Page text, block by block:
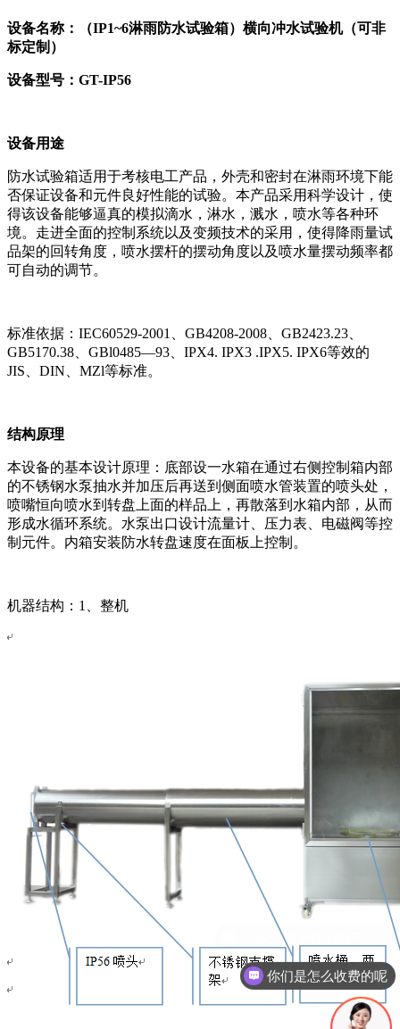
设备名称：（IP1~6淋雨防水试验箱）横向冲水试验机（可非
标定制）
设备型号：GT-IP56
设备用途
防水试验箱适用于考核电工产品，外壳和密封在淋雨环境下能
否保证设备和元件良好性能的试验。本产品采用科学设计，使
得该设备能够逼真的模拟滴水，淋水，溅水，喷水等各种环
境。走进全面的控制系统以及变频技术的采用，使得降雨量试
品架的回转角度，喷水摆杆的摆动角度以及喷水量摆动频率都
可自动的调节。
标准依据：IEC60529-2001、GB4208-2008、GB2423.23、
GB5170.38、GBl0485—93、IPX4. IPX3 .IPX5. IPX6等效的
JIS、DIN、MZl等标准。
结构原理
本设备的基本设计原理：底部设一水箱在通过右侧控制箱内部
的不锈钢水泵抽水并加压后再送到侧面喷水管装置的喷头处，
喷嘴恒向喷水到转盘上面的样品上，再散落到水箱内部，从而
形成水循环系统。水泵出口设计流量计、压力表、电磁阀等控
制元件。内箱安装防水转盘速度在面板上控制。
机器结构：1、整机
你们是怎么收费的呢